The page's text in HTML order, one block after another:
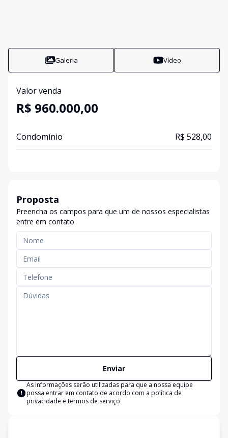
Galeria Vídeo
Valor venda
R$ 960.000,00
Condomínio R$ 528,00
Proposta
Preencha os campos para que um de nossos especialistas
entre em contato
Enviar
As informações serão utilizadas para que a nossa equipe
possa entrar em contato de acordo com a política de
privacidade e termos de serviço